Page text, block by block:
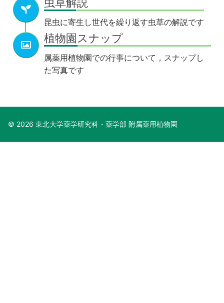
薬用植物園紹介ビデオ
虫草解説
植物園スナップ
トリカブトとニリンソウ
利用案内
リンク
昆虫に寄生し世代を繰り返す虫草の解説です
植物園スナップ
属薬用植物園での行事について，スナップし
た写真です
© 2026 東北大学薬学研究科・薬学部 附属薬用植物園